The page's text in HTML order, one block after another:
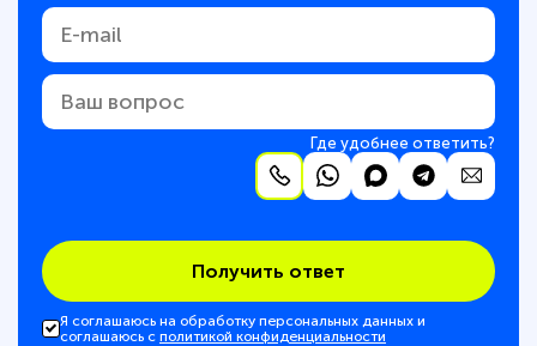
Где удобнее ответить?
Получить ответ
Я соглашаюсь на обработку персональных данных и
соглашаюсь с политикой конфиденциальности